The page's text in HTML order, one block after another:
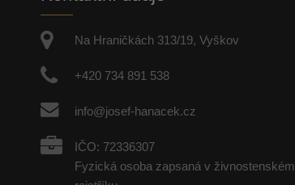
Na Hraničkách 313/19, Vyškov
+420 734 891 538
info@josef-hanacek.cz
IČO: 72336307
Fyzická osoba zapsaná v živnostenském